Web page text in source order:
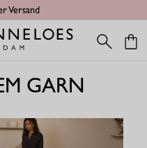
Versand
Garn
AUS
GARN